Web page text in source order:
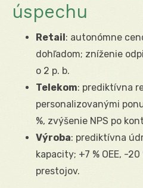
úspechu
Retail: autonómne
dohľadom; zníženie
o 2 p. b.
Telekom: prediktívna
personalizovanými
%, zvýšenie NPS po
Výroba: prediktívna
kapacity; +7 % OEE, -
prestojov.